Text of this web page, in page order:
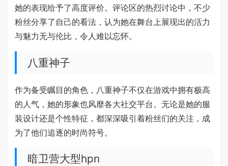
她的表现给予了高度评价。评论区的热烈讨论中，不少
粉丝分享了自己的看法，认为她在舞台上展现出的活力
与魅力无与伦比，令人难以忘怀。
八重神子
作为备受瞩目的角色，八重神子不仅在游戏中拥有极高
的人气，她的形象也风靡各大社交平台。无论是她的服
装设计还是个性特征，都深深吸引着粉丝们的关注，成
为了他们追逐的时尚符号。
暗卫营大型hpn